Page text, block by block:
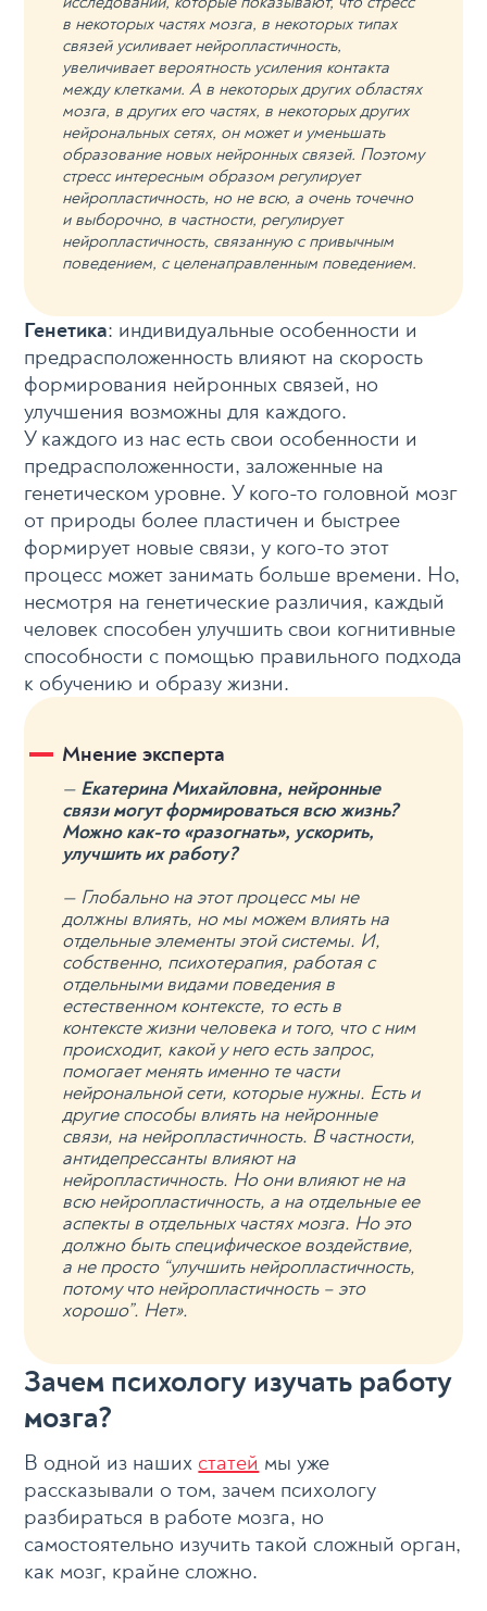
в некоторых частях мозга, в некоторых типах
связей усиливает нейропластичность,
увеличивает вероятность усиления контакта
между клетками. А в некоторых других областях
мозга, в других его частях, в некоторых других
нейрональных сетях, он может и уменьшать
образование новых нейронных связей. Поэтому
стресс интересным образом регулирует
нейропластичность, но не всю, а очень точечно
и выборочно, в частности, регулирует
нейропластичность, связанную с привычным
поведением, с целенаправленным поведением.
Генетика: индивидуальные особенности и
предрасположенность влияют на скорость
формирования нейронных связей, но
улучшения возможны для каждого.
У каждого из нас есть свои особенности и
предрасположенности, заложенные на
генетическом уровне. У кого-то головной мозг
от природы более пластичен и быстрее
формирует новые связи, у кого-то этот
процесс может занимать больше времени. Но,
несмотря на генетические различия, каждый
человек способен улучшить свои когнитивные
способности с помощью правильного подхода
к обучению и образу жизни.
Мнение эксперта
— Екатерина Михайловна, нейронные
связи могут формироваться всю жизнь?
Можно как-то «разогнать», ускорить,
улучшить их работу?
— Глобально на этот процесс мы не
должны влиять, но мы можем влиять на
отдельные элементы этой системы. И,
собственно, психотерапия, работая с
отдельными видами поведения в
естественном контексте, то есть в
контексте жизни человека и того, что с ним
происходит, какой у него есть запрос,
помогает менять именно те части
нейрональной сети, которые нужны. Есть и
другие способы влиять на нейронные
связи, на нейропластичность. В частности,
антидепрессанты влияют на
нейропластичность. Но они влияют не на
всю нейропластичность, а на отдельные ее
аспекты в отдельных частях мозга. Но это
должно быть специфическое воздействие,
а не просто “улучшить нейропластичность,
потому что нейропластичность – это
хорошо”. Нет».
Зачем психологу изучать работу
мозга?
В одной из наших статей мы уже
рассказывали о том, зачем психологу
разбираться в работе мозга, но
самостоятельно изучить такой сложный орган,
как мозг, крайне сложно.